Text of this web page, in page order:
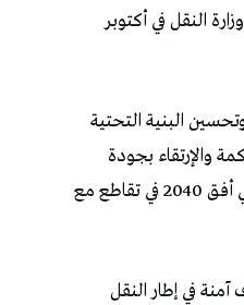
النقل في أكتوبر
البنية التحتية
والإرتقاء بجودة
الخدمات، وذلك في انسجام مع أهداف الرؤية الاستراتيجية لقطاع النقل واللوجستية في أفق 2040 في تقاطع مع
في إطار النقل